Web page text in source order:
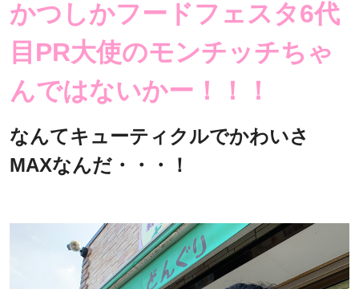
かつしかフードフェスタ6代
目PR大使のモンチッチちゃ
んではないかー！！！
なんてキューティクルでかわいさ
MAXなんだ・・・！